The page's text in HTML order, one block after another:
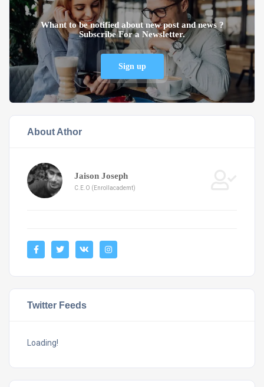
Whant to be notified about new post and news ?
Subscribe For a Newsletter.
Sign up
About Athor
Jaison Joseph
C.E.O (Enrollacademt)
Twitter Feeds
Loading!